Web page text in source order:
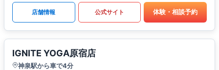
店舗情報 公式サイト 体験・相談予約
IGNITE YOGA原宿店
神泉駅から車で4分